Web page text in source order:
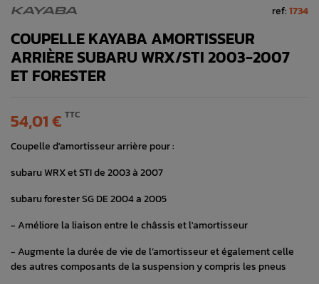
KAYABA ref:1734
COUPELLE KAYABA AMORTISSEUR
ARRIÈRE SUBARU WRX/STI 2003-2007
ET FORESTER
54,01 € TTC
Coupelle d'amortisseur arrière pour :
subaru WRX et STI de 2003 à 2007
subaru forester SG DE 2004 a 2005
- Améliore la liaison entre le châssis et l'amortisseur
- Augmente la durée de vie de l’amortisseur et également celle
des autres composants de la suspension y compris les pneus